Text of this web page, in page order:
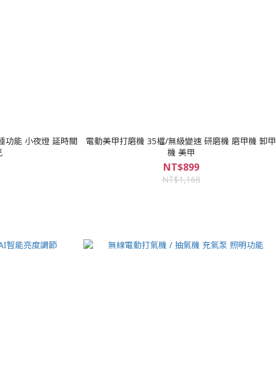
功能 小夜燈 延時關
電動美甲打磨機 35檔/無級變速 研磨機 磨甲機 卸甲
機 美甲
NT$899
NT$1,168